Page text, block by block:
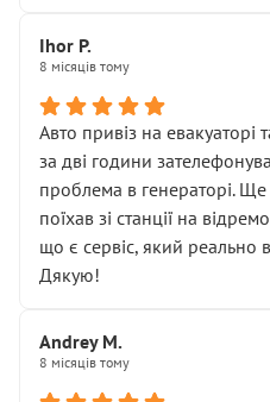
Далі ситуація тільки
• сказали, що тепер
• що біля авто стояти вже
• почали озвучувати купу
чіткого пояснення
( ну все зняли та
Окремий момент, який
мені заявили, що бачок
міняти разом із головним
Для людини, яка хоча б
це звучить як мінімум
спроба продати дорогий
Ihor P.
8 місяців тому
Авто привіз на евакуаторі
за дві години
проблема в генераторі.
поїхав зі станції на
що є сервіс, який реально
Дякую!
Andrey M.
8 місяців тому